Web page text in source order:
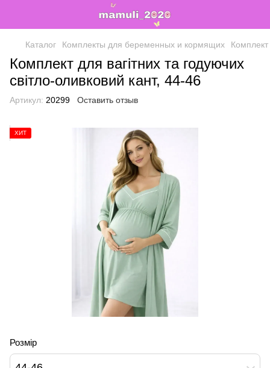
Каталог Комплекты для беременных и кормящих Комплект
Комплект для вагітних та годуючих
світло-оливковий кант, 44-46
Артикул: 20299 Оставить отзыв
ХИТ
Розмір